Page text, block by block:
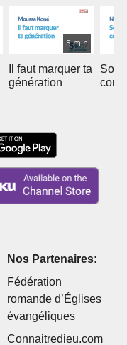
5 min
Il faut marquer ta
génération
Nos Partenaires:
Fédération
romande d’Églises
évangéliques
Connaitredieu.com